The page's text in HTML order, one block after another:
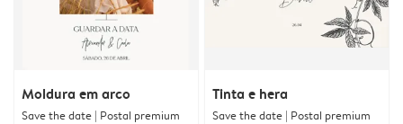
Moldura em arco
Save the date | Postal premium
Tinta e hera
Save the date | Postal premium